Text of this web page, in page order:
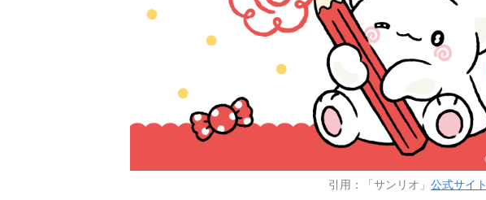
引用：「サンリオ」 公式サイト